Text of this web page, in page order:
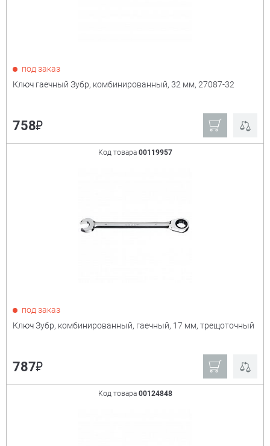
под заказ
Ключ гаечный Зубр, комбинированный, 32 мм, 27087-32
758₽
Код товара 00119957
под заказ
Ключ Зубр, комбинированный, гаечный, 17 мм, трещоточный
787₽
Код товара 00124848